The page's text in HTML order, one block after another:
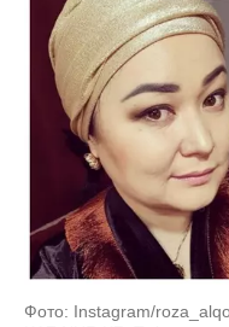
Фото: Instagram/